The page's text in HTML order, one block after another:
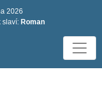
2026
slaví: Roman